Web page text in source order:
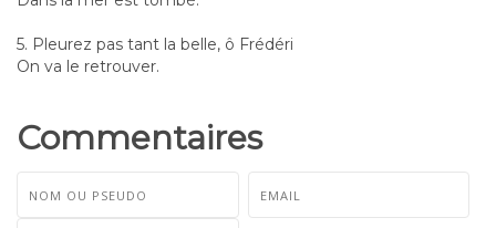
5. Pleurez pas tant la belle, ô Frédéri
On va le retrouver.
Commentaires